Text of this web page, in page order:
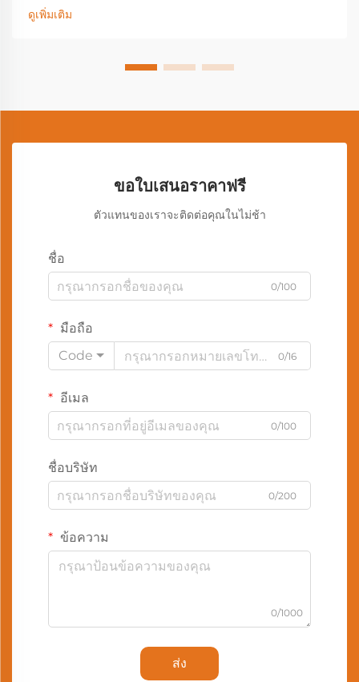
ดูเพิ่มเติม
ขอใบเสนอราคาฟรี
ตัวแทนของเราจะติดต่อคุณในไม่ช้า
ชื่อ
0/100
มือถือ
Code
0/16
อีเมล
0/100
ชื่อบริษัท
0/200
ข้อความ
0/1000
ส่ง